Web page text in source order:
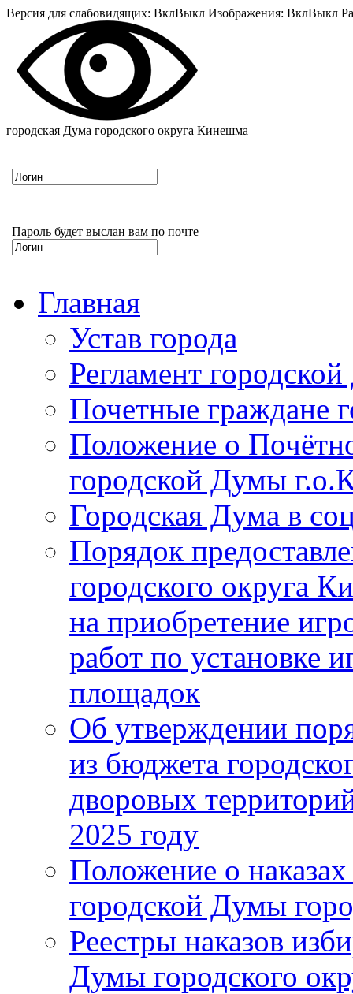
Версия для слабовидящих: ВклВыкл Изображения: ВклВыкл
городская Дума городского округа Кинешма
Пароль будет выслан вам по почте
Главная
Устав города
Регламент
Почетные граждане
Положение о
городской Думы
Городская Дума в
Порядок
городского округа
на приобретение
работ по установке
площадок
Об утверждении
из бюджета
дворовых
2025 году
Положение о
городской Думы
Реестры наказов
Думы городского